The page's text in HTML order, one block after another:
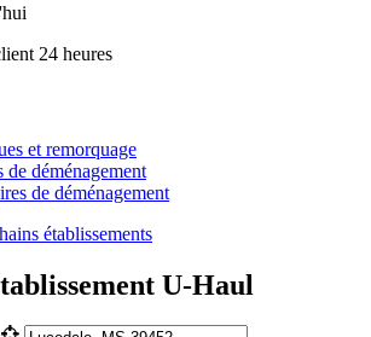
24 heures
et remorquage
de déménagement
de déménagement
établissements
U-Haul